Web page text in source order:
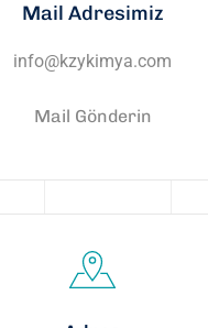
Mail Adresimiz
info@kzykimya.com
Mail Gönderin